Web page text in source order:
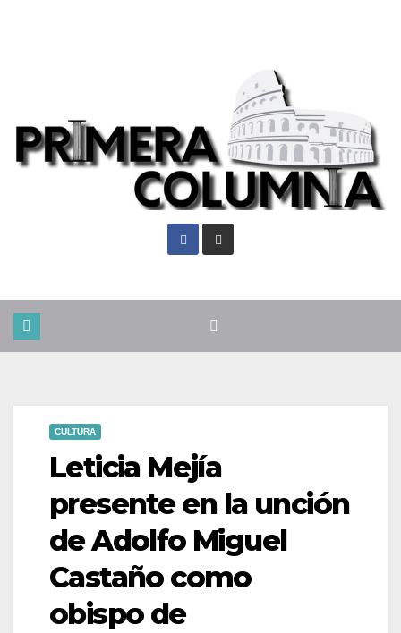
CULTURA
Leticia Mejía
presente en la unción
de Adolfo Miguel
Castaño como
obispo de